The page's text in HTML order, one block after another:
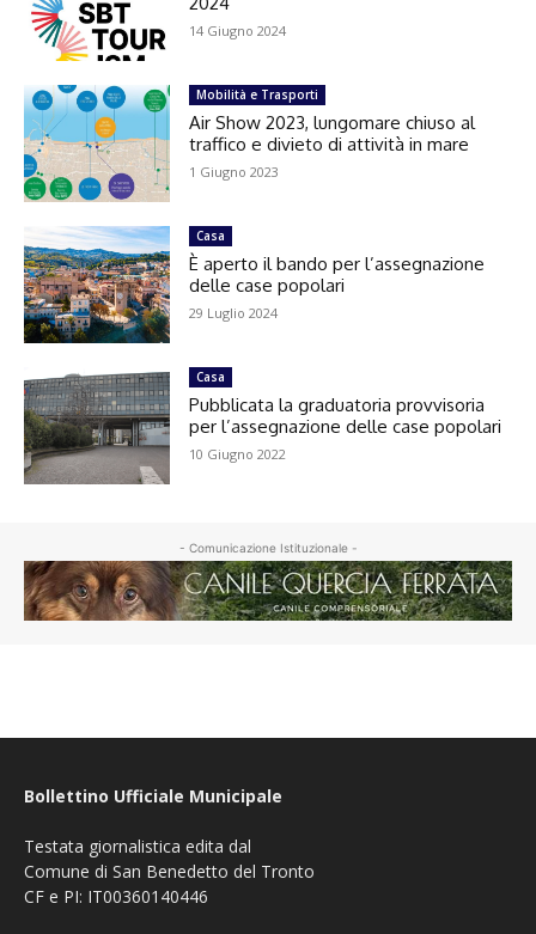
14 Giugno 2024
Mobilità e Trasporti
Air Show 2023, lungomare chiuso al
traffico e divieto di attività in mare
1 Giugno 2023
Casa
È aperto il bando per l’assegnazione
delle case popolari
29 Luglio 2024
Casa
Pubblicata la graduatoria provvisoria
per l’assegnazione delle case popolari
10 Giugno 2022
- Comunicazione Istituzionale -
Bollettino Ufficiale Municipale
Testata giornalistica edita dal
Comune di San Benedetto del Tronto
CF e PI: IT00360140446